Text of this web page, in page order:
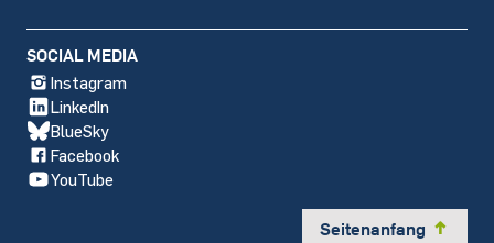
SOCIAL MEDIA
Instagram
LinkedIn
BlueSky
Facebook
YouTube
Seitenanfang y